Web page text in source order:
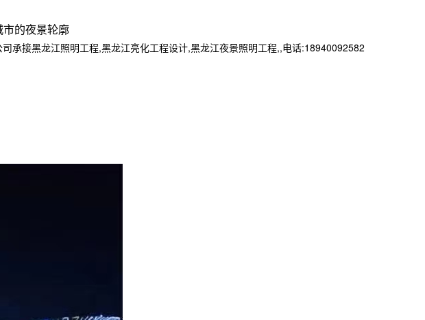
的夜景轮廓
承接黑龙江照明工程,黑龙江亮化工程设计,黑龙江夜景照明工程,,电话:18940092582